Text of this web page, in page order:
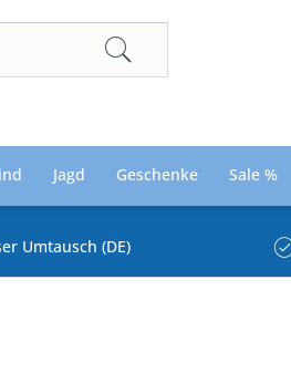
Jagd Geschenke Sale %
Umtausch (DE)